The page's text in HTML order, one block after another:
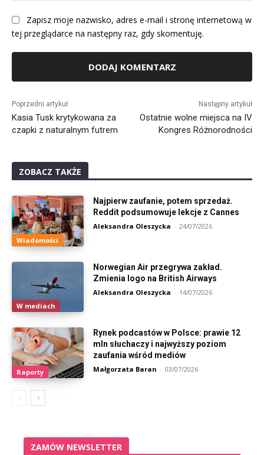
Zapisz moje nazwisko, adres e-mail i stronę internetową w
tej przeglądarce na następny raz, gdy skomentuję.
Poprzedni artykuł
Kasia Tusk krytykowana za
czapki z naturalnym futrem
Następny artykuł
Ostatnie wolne miejsca na IV
Kongres Różnorodności
ZOBACZ TAKŻE
Wiadomości
Najpierw zaufanie, potem sprzedaż.
Reddit podsumowuje lekcje z Cannes
Aleksandra Oleszycka - 24/07/2026
W mediach
Norwegian Air przegrywa zakład.
Zmienia logo na British Airways
Aleksandra Oleszycka - 14/07/2026
Raporty
Rynek podcastów w Polsce: prawie 12
mln słuchaczy i najwyższy poziom
zaufania wśród mediów
Małgorzata Baran - 03/07/2026
ZAMÓW NEWSLETTER